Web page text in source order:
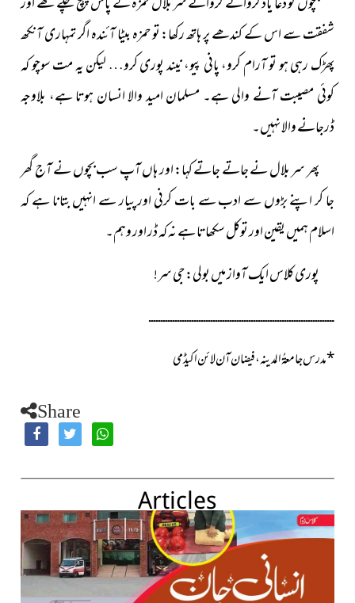
شفقت سے اس کے کندھے پر ہاتھ رکھا: تو حمزہ بیٹا آئندہ اگر تمہاری آنکھ
پھڑک رہی ہو تو آرام کرو، پانی پیو، نیند پوری کرو… لیکن یہ مت سوچو کہ
کوئی مصیبت آنے والی ہے۔ مسلمان امید والا انسان ہوتا ہے، بلاوجہ
ڈرجانےوالا نہیں۔
پھر سر بلال نے جاتے جاتے کہا: اور ہاں آپ سب بچوں نے آج گھر
جا کر اپنے بڑوں سے ادب سے بات کرنی اور پیار سے انہیں بتانا ہے کہ
اسلام ہمیں یقین اور توکل سکھاتا ہے نہ کہ ڈر اور وہم۔
پوری کلاس ایک آواز میں بولی: جی سر!
ــــــــــــــــــــــــــــــــــــــــــــــــــــــــــــــــــــــــــــــ
*مدرس جامعۃُ المدینہ، فیضان آن لائن اکیڈمی
Share
Articles